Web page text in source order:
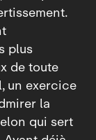
plus
de toute
un exercice
la
qui sert